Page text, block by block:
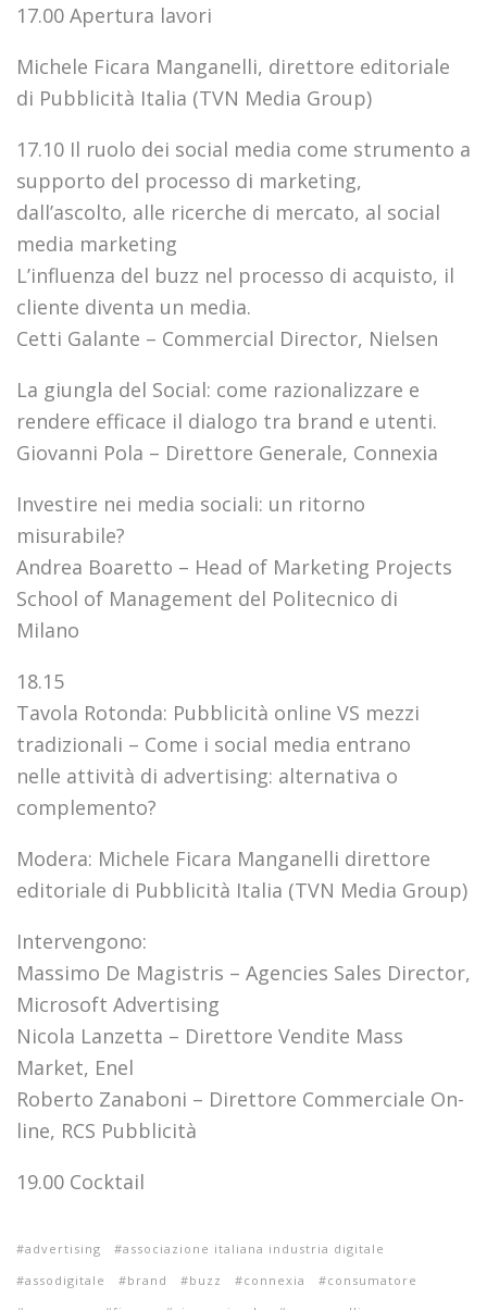
17.00 Apertura lavori
Michele Ficara Manganelli, direttore editoriale
di Pubblicità Italia (TVN Media Group)
17.10 Il ruolo dei social media come strumento a
supporto del processo di marketing,
dall’ascolto, alle ricerche di mercato, al social
media marketing
L’influenza del buzz nel processo di acquisto, il
cliente diventa un media.
Cetti Galante – Commercial Director, Nielsen
La giungla del Social: come razionalizzare e
rendere efficace il dialogo tra brand e utenti.
Giovanni Pola – Direttore Generale, Connexia
Investire nei media sociali: un ritorno
misurabile?
Andrea Boaretto – Head of Marketing Projects
School of Management del Politecnico di
Milano
18.15
Tavola Rotonda: Pubblicità online VS mezzi
tradizionali – Come i social media entrano
nelle attività di advertising: alternativa o
complemento?
Modera: Michele Ficara Manganelli direttore
editoriale di Pubblicità Italia (TVN Media Group)
Intervengono:
Massimo De Magistris – Agencies Sales Director,
Microsoft Advertising
Nicola Lanzetta – Direttore Vendite Mass
Market, Enel
Roberto Zanaboni – Direttore Commerciale On-
line, RCS Pubblicità
19.00 Cocktail
advertising
associazione italiana industria digitale
assodigitale
brand buzz connexia
consumatore